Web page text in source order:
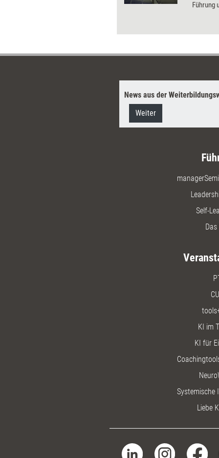
Führung
Weg
News aus der
Weiter
Self-
KI im
KI für
Systemische
Liebe